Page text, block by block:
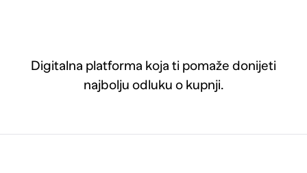
Digitalna platforma koja ti pomaže donijeti
najbolju odluku o kupnji.